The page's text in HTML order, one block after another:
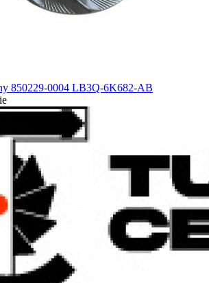
850229-0004 LB3Q-6K682-AB